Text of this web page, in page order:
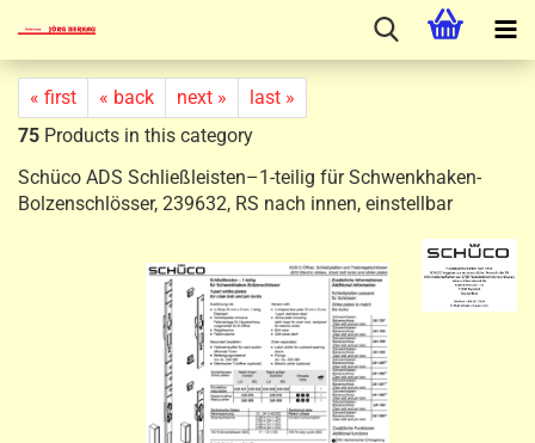
« first « back next »
last »
75 Products in this category
Schüco ADS Schließleisten–1-teilig für Schwenkhaken-
Bolzenschlösser, 239632, RS nach innen, einstellbar